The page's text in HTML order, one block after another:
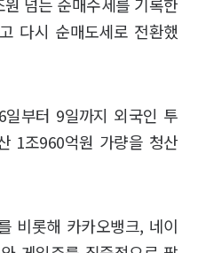
넘는 순매수세를 기록한
다시 순매도세로 전환했
부터 9일까지 외국인 투
1조960억원 가량을 청산
비롯해 카카오뱅크, 네이